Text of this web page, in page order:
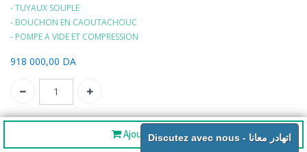
Ajouter au panier
- TUYAUX SOUPLE
- BOUCHON EN CAOUTACHOUC
- POMPE A VIDE ET COMPRESSION
918 000,00 DA
SKU: AR226
Partager :
Discutez avec nous - اتهادر معانا